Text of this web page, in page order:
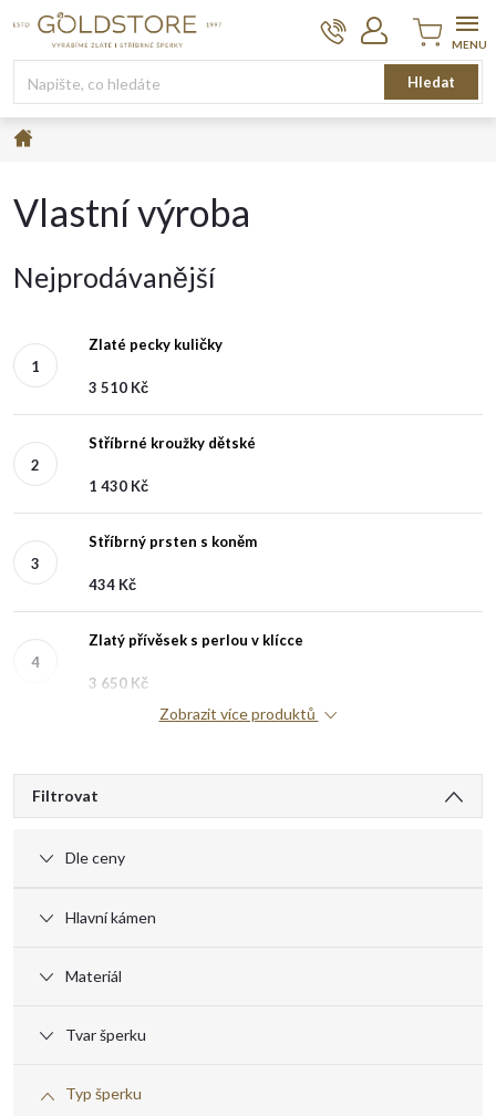
Hledat
Nákupní
košík
Vlastní výroba
Nejprodávanější
Zlaté pecky kuličky
3 510 Kč
Stříbrné kroužky dětské
1 430 Kč
Stříbrný prsten s koněm
434 Kč
Zlatý přívěsek s perlou v klícce
3 650 Kč
Zobrazit více produktů
Filtrovat
Dle ceny
Hlavní kámen
Materiál
Tvar šperku
Typ šperku
V